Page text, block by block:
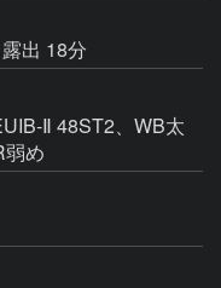
露出 18分
Ⅱ 48ST2、WB太
め